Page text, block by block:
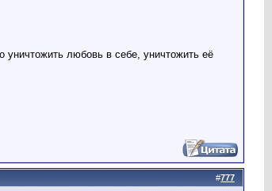
любовь в себе, уничтожить её
#777